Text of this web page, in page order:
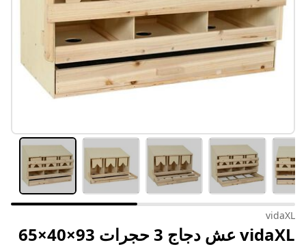
vidaXL
vidaXL عش دجاج 3 حجرات 93×40×65